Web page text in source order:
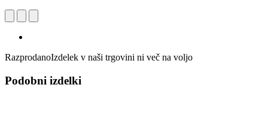
RazprodanoIzdelek v naši trgovini ni več na voljo
Podobni izdelki